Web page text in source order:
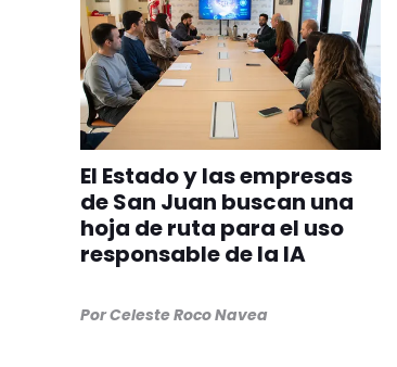
El Estado y las empresas
de San Juan buscan una
hoja de ruta para el uso
responsable de la IA
PorCeleste Roco Navea